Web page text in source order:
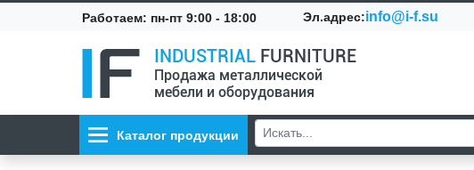
Работаем: пн-пт 9:00 - 18:00 Эл.адрес:info@i-f.su
INDUSTRIAL FURNITURE
Продажа металлической
мебели и оборудования
Каталог продукции